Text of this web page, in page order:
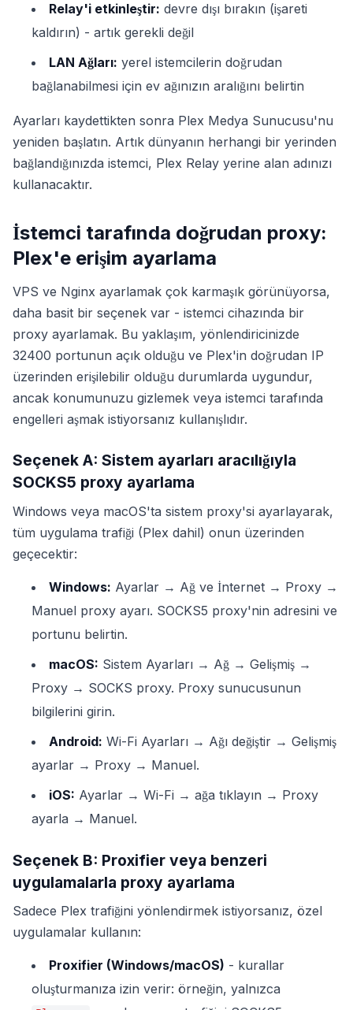
Relay'i etkinleştir: devre dışı bırakın (işareti
kaldırın) - artık gerekli değil
LAN Ağları: yerel istemcilerin doğrudan
bağlanabilmesi için ev ağınızın aralığını belirtin
Ayarları kaydettikten sonra Plex Medya Sunucusu'nu
yeniden başlatın. Artık dünyanın herhangi bir yerinden
bağlandığınızda istemci, Plex Relay yerine alan adınızı
kullanacaktır.
İstemci tarafında doğrudan proxy:
Plex'e erişim ayarlama
VPS ve Nginx ayarlamak çok karmaşık görünüyorsa,
daha basit bir seçenek var - istemci cihazında bir
proxy ayarlamak. Bu yaklaşım, yönlendiricinizde
32400 portunun açık olduğu ve Plex'in doğrudan IP
üzerinden erişilebilir olduğu durumlarda uygundur,
ancak konumunuzu gizlemek veya istemci tarafında
engelleri aşmak istiyorsanız kullanışlıdır.
Seçenek A: Sistem ayarları aracılığıyla
SOCKS5 proxy ayarlama
Windows veya macOS'ta sistem proxy'si ayarlayarak,
tüm uygulama trafiği (Plex dahil) onun üzerinden
geçecektir:
Windows: Ayarlar → Ağ ve İnternet → Proxy →
Manuel proxy ayarı. SOCKS5 proxy'nin adresini ve
portunu belirtin.
macOS: Sistem Ayarları → Ağ → Gelişmiş →
Proxy → SOCKS proxy. Proxy sunucusunun
bilgilerini girin.
Android: Wi-Fi Ayarları → Ağı değiştir → Gelişmiş
ayarlar → Proxy → Manuel.
iOS: Ayarlar → Wi-Fi → ağa tıklayın → Proxy
ayarla → Manuel.
Seçenek B: Proxifier veya benzeri
uygulamalarla proxy ayarlama
Sadece Plex trafiğini yönlendirmek istiyorsanız, özel
uygulamalar kullanın:
Proxifier (Windows/macOS) - kurallar
oluşturmanıza izin verir: örneğin, yalnızca